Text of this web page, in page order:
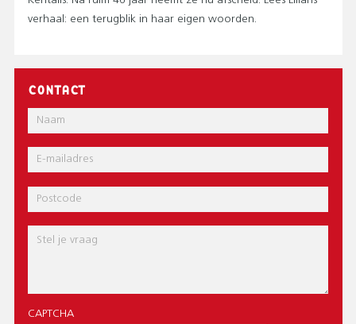
verhaal: een terugblik in haar eigen woorden.
CONTACT
Naam
E-
mail
Postcode
Bericht
CAPTCHA